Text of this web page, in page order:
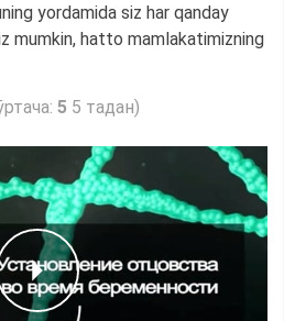
yordamida siz har qanday
mumkin, hatto mamlakatimizning
5 5 тадан)